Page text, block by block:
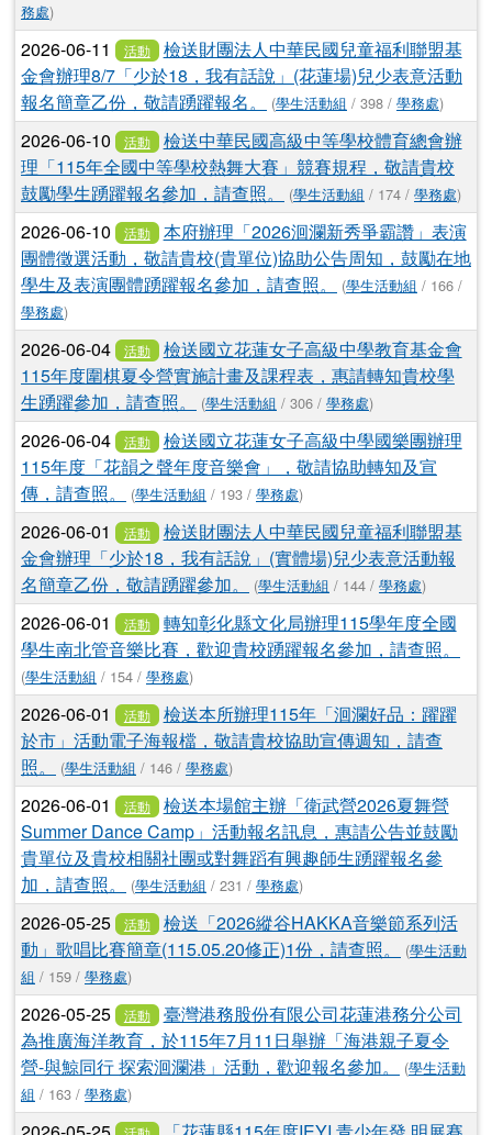
務處)
2026-06-11 活動
檢送財團法人中華民國兒童福利聯盟基
金會辦理8/7「少於18，我有話說」(花蓮場)兒少表意活動
報名簡章乙份，敬請踴躍報名。
(學生活動組 / 398 / 學務處)
2026-06-10 活動
檢送中華民國高級中等學校體育總會辦
理「115年全國中等學校熱舞大賽」競賽規程，敬請貴校
鼓勵學生踴躍報名參加，請查照。
(學生活動組 / 174 / 學務處)
2026-06-10 活動
本府辦理「2026洄瀾新秀爭霸讚」表演
團體徵選活動，敬請貴校(貴單位)協助公告周知，鼓勵在地
學生及表演團體踴躍報名參加，請查照。
(學生活動組 / 166 /
學務處)
2026-06-04 活動
檢送國立花蓮女子高級中學教育基金會
115年度圍棋夏令營實施計畫及課程表，惠請轉知貴校學
生踴躍參加，請查照。
(學生活動組 / 306 / 學務處)
2026-06-04 活動
檢送國立花蓮女子高級中學國樂團辦理
115年度「花韻之聲年度音樂會」，敬請協助轉知及宣
傳，請查照。
(學生活動組 / 193 / 學務處)
2026-06-01 活動
檢送財團法人中華民國兒童福利聯盟基
金會辦理「少於18，我有話說」(實體場)兒少表意活動報
名簡章乙份，敬請踴躍參加。
(學生活動組 / 144 / 學務處)
2026-06-01 活動
轉知彰化縣文化局辦理115學年度全國
學生南北管音樂比賽，歡迎貴校踴躍報名參加，請查照。
(學生活動組 / 154 / 學務處)
2026-06-01 活動
檢送本所辦理115年「洄瀾好品：躍躍
於市」活動電子海報檔，敬請貴校協助宣傳週知，請查
照。
(學生活動組 / 146 / 學務處)
2026-06-01 活動
檢送本場館主辦「衛武營2026夏舞營
Summer Dance Camp」活動報名訊息，惠請公告並鼓勵
貴單位及貴校相關社團或對舞蹈有興趣師生踴躍報名參
加，請查照。
(學生活動組 / 231 / 學務處)
2026-05-25 活動
檢送「2026縱谷HAKKA音樂節系列活
動」歌唱比賽簡章(115.05.20修正)1份，請查照。
(學生活動
組 / 159 / 學務處)
2026-05-25 活動
臺灣港務股份有限公司花蓮港務分公司
為推廣海洋教育，於115年7月11日舉辦「海港親子夏令
營-與鯨同行 探索洄瀾港」活動，歡迎報名參加。
(學生活動
組 / 163 / 學務處)